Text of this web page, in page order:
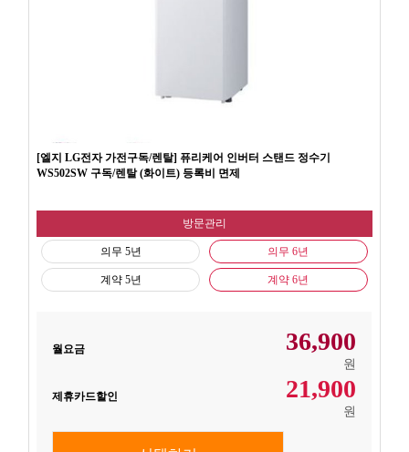
[엘지 LG전자 가전구독/렌탈] 퓨리케어 인버터 스탠드 정수기
WS502SW 구독/렌탈 (화이트) 등록비 면제
방문관리
의무 5년
계약 5년
의무 6년
계약 6년
월요금 36,900
원
제휴카드할인 21,900
원